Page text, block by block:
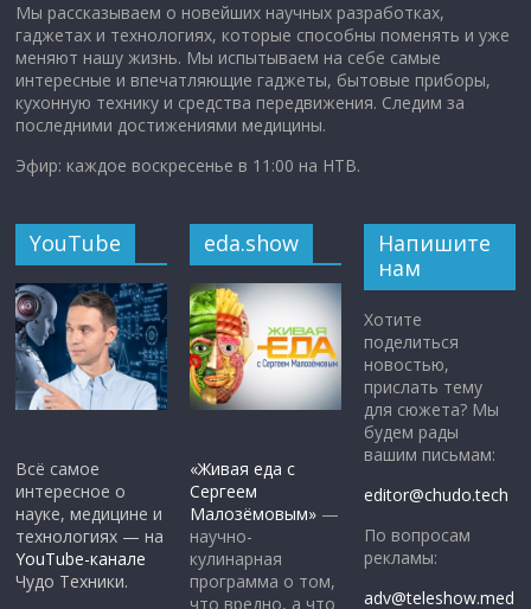
Мы рассказываем о новейших научных разработках,
гаджетах и технологиях, которые способны поменять и уже
меняют нашу жизнь. Мы испытываем на себе самые
интересные и впечатляющие гаджеты, бытовые приборы,
кухонную технику и средства передвижения. Следим за
последними достижениями медицины.
Эфир: каждое воскресенье в 11:00 на НТВ.
YouTube
Всё самое
интересное о
науке, медицине и
технологиях — на
YouTube-канале
Чудо Техники.
eda.show
«Живая еда с
Сергеем
Малозёмовым» —
научно-
кулинарная
программа о том,
что вредно, а что
Напишите
нам
Хотите
поделиться
новостью,
прислать тему
для сюжета? Мы
будем рады
вашим письмам:
editor@chudo.tech
По вопросам
рекламы:
adv@teleshow.med